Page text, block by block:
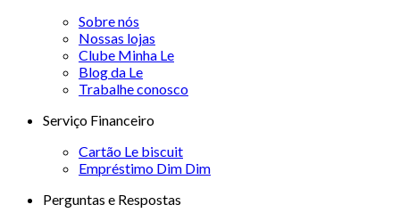
Sobre nós
Nossas lojas
Clube Minha Le
Blog da Le
Trabalhe conosco
Serviço Financeiro
Cartão Le biscuit
Empréstimo Dim Dim
Perguntas e Respostas